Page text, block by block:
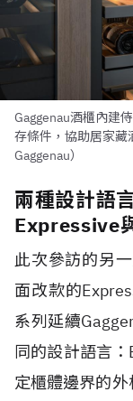
Gaggenau酒櫃內建
存條件，協助居家藏
Gaggenau）
兩種設計語
Expressive
此次參訪的另
面改款的
系列延續
同的設計語言
定櫃體邊界的